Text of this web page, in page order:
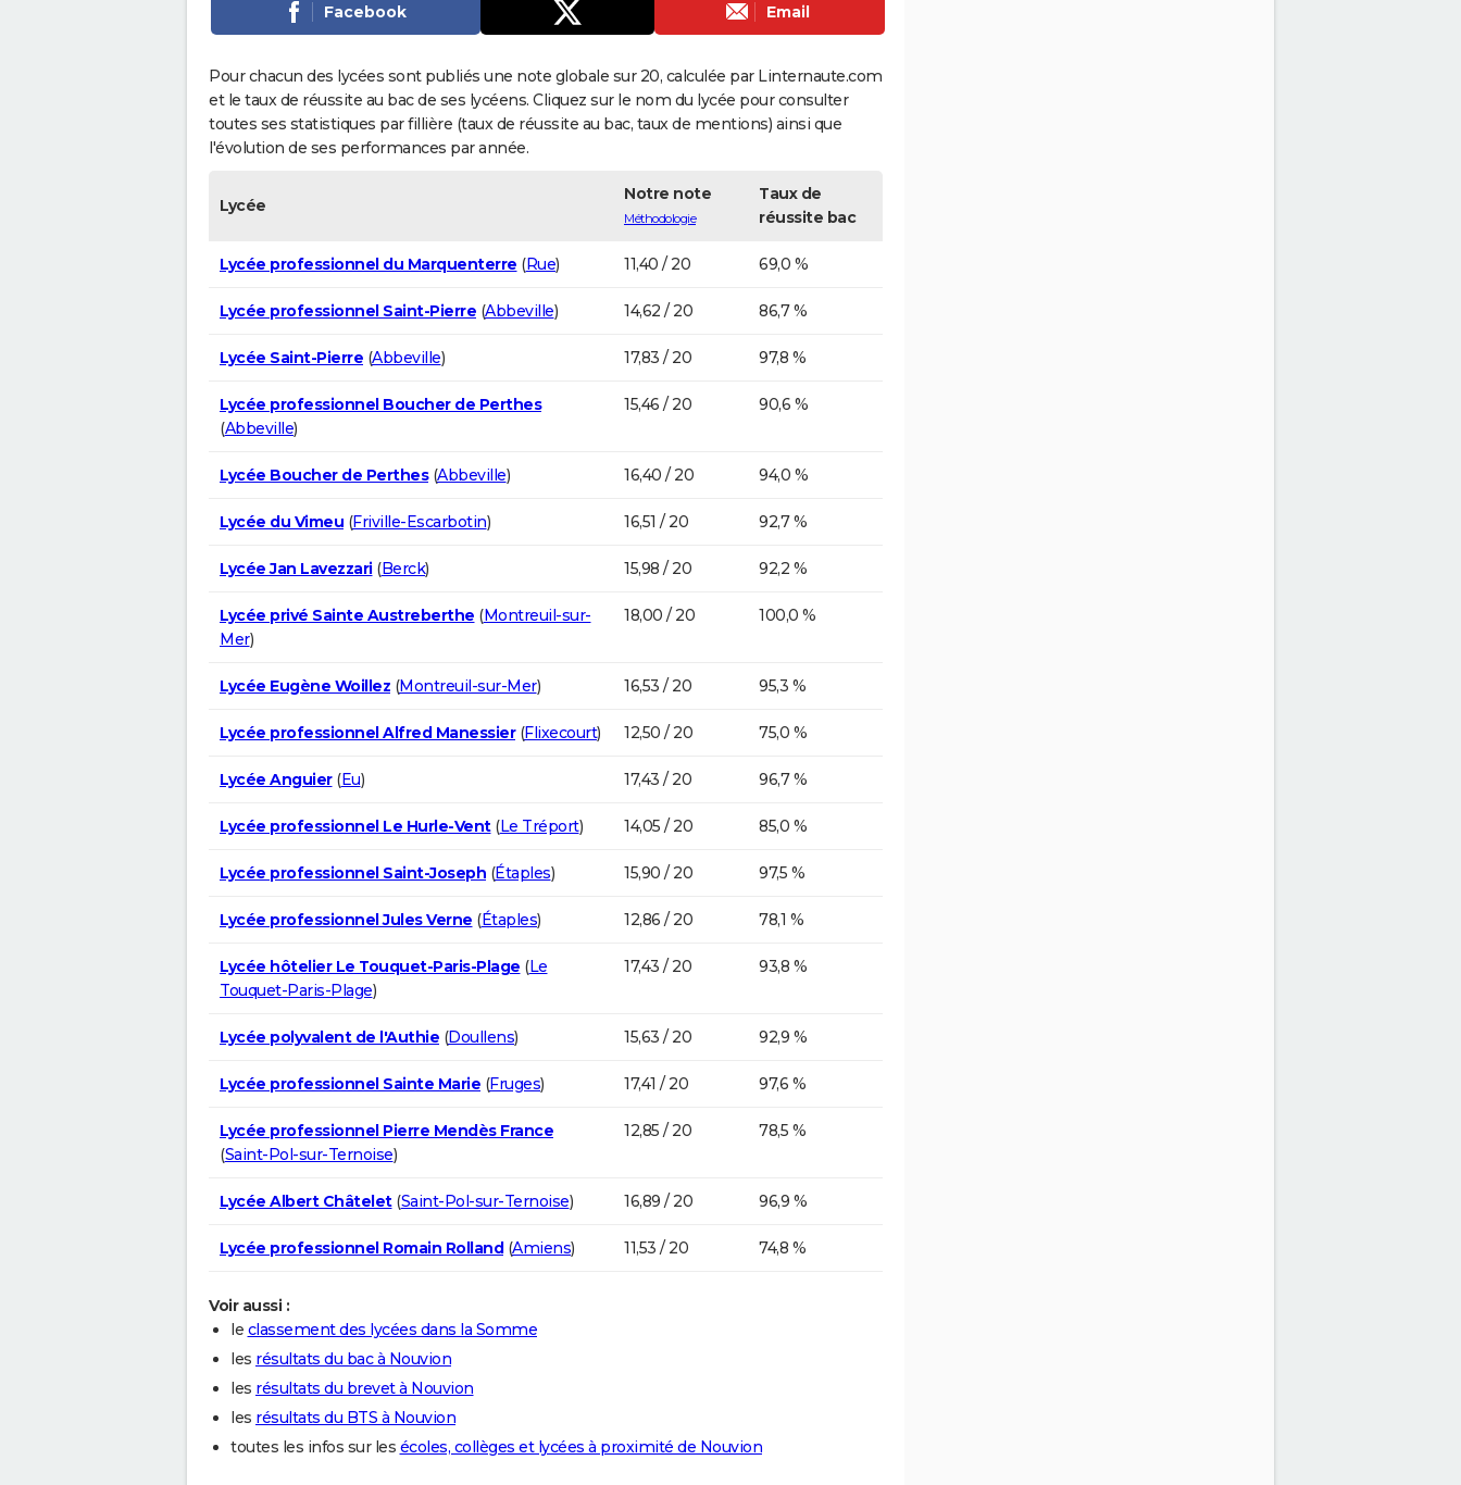
Facebook Email
Pour chacun des lycées sont publiés une note globale sur 20, calculée par Linternaute.com
et le taux de réussite au bac de ses lycéens. Cliquez sur le nom du lycée pour consulter
toutes ses statistiques par fillière (taux de réussite au bac, taux de mentions) ainsi que
l'évolution de ses performances par année.
Lycée
Notre note
Méthodologie
Taux de
réussite bac
Lycée professionnel du Marquenterre (Rue) 11,40 / 20 69,0 %
Lycée professionnel Saint-Pierre (Abbeville) 14,62 / 20 86,7 %
Lycée Saint-Pierre (Abbeville) 17,83 / 20 97,8 %
Lycée professionnel Boucher de Perthes
(Abbeville)
15,46 / 20 90,6 %
Lycée Boucher de Perthes(Abbeville) 16,40 / 20 94,0 %
Lycée du Vimeu (Friville-Escarbotin) 16,51 / 20 92,7 %
Lycée Jan Lavezzari(Berck) 15,98 / 20 92,2 %
Lycée privé Sainte Austreberthe (Montreuil-sur-
Mer)
18,00 / 20 100,0 %
Lycée Eugène Woillez (Montreuil-sur-Mer) 16,53 / 20 95,3 %
Lycée professionnel Alfred Manessier(Flixecourt) 12,50 / 20 75,0 %
Lycée Anguier(Eu) 17,43 / 20 96,7 %
Lycée professionnel Le Hurle-Vent(Le Tréport) 14,05 / 20 85,0 %
Lycée professionnel Saint-Joseph (Étaples) 15,90 / 20 97,5 %
Lycée professionnel Jules Verne (Étaples) 12,86 / 20 78,1 %
Lycée hôtelier Le Touquet-Paris-Plage (Le
Touquet-Paris-Plage)
17,43 / 20 93,8 %
Lycée polyvalent de l'Authie (Doullens) 15,63 / 20 92,9 %
Lycée professionnel Sainte Marie (Fruges) 17,41 / 20 97,6 %
Lycée professionnel Pierre Mendès France
(Saint-Pol-sur-Ternoise)
12,85 / 20 78,5 %
Lycée Albert Châtelet(Saint-Pol-sur-Ternoise) 16,89 / 20 96,9 %
Lycée professionnel Romain Rolland(Amiens) 11,53 / 20 74,8 %
Voir aussi :
le classement des lycées dans la Somme
les résultats du bac à Nouvion
les résultats du brevet à Nouvion
les résultats du BTS à Nouvion
toutes les infos sur les écoles, collèges et lycées à proximité de Nouvion